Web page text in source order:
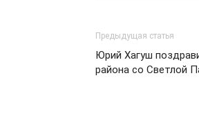
Предыдущая статья
Юрий Хагуш
района со Светлой